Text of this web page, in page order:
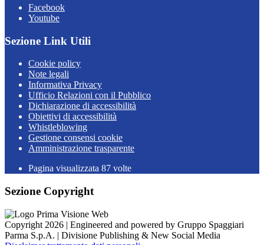
Facebook
Youtube
Sezione Link Utili
Cookie policy
Note legali
Informativa Privacy
Ufficio Relazioni con il Pubblico
Dichiarazione di accessibilità
Obiettivi di accessibilità
Whistleblowing
Gestione consensi cookie
Amministrazione trasparente
Pagina visualizzata 87 volte
Sezione Copyright
Copyright 2026 | Engineered and powered by Gruppo Spaggiari
Parma S.p.A. | Divisione Publishing & New Social Media